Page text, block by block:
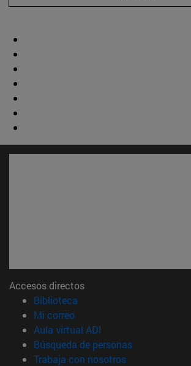
Accesos directos
Biblioteca
Mi correo(abre en nueva ventana)
Aula virtual ADI
Búsqueda de personas(abre en
Trabaja con nosotros(abre en nueva